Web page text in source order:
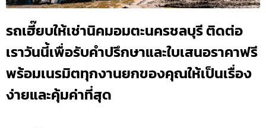
รถเฮี๊ยบให้เช่านิคมอมตะนครชลบุรี ติดต่อ
เราวันนี้เพื่อรับคำปรึกษาและใบเสนอราคาฟรี
พร้อมเนรมิตทุกงานยกของคุณให้เป็นเรื่อง
ง่ายและคุ้มค่าที่สุด